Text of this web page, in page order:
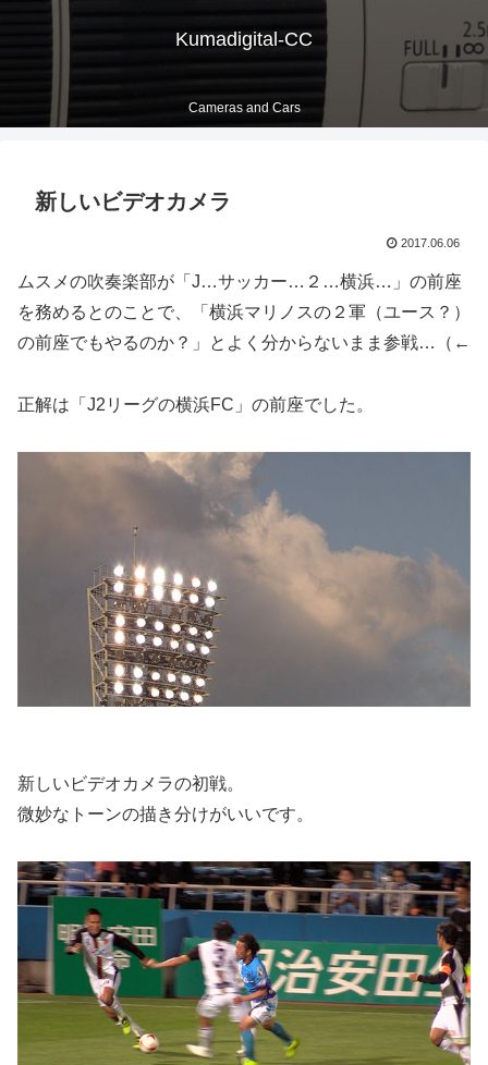
Kumadigital-CC
Cameras and Cars
新しいビデオカメラ
2017.06.06
ムスメの吹奏楽部が「J…サッカー…２…横浜…」の前座
を務めるとのことで、「横浜マリノスの２軍（ユース？）
の前座でもやるのか？」とよく分からないまま参戦…（←
正解は「J2リーグの横浜FC」の前座でした。
新しいビデオカメラの初戦。
微妙なトーンの描き分けがいいです。